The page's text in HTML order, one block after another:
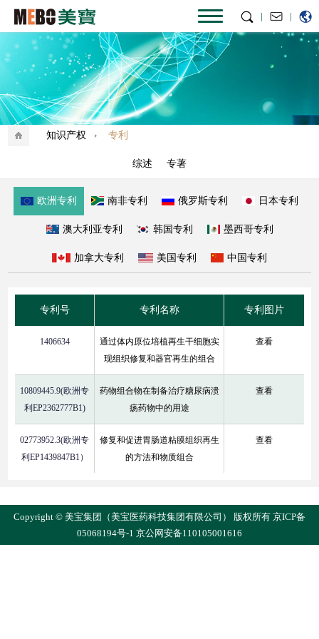
|
|
知识产权 专利
综述 专著
欧洲专利 南非专利 俄罗斯专利 日本专利
澳大利亚专利 韩国专利 墨西哥专利
加拿大专利 美国专利 中国专利
专利号 专利名称 专利图片
1406634
通过体内原位培植再生干细胞实
现组织修复和器官再生的组合
查看
10809445.9(欧洲专
利EP2362777B1)
药物组合物在制备治疗糖尿病溃
疡药物中的用途
查看
02773952.3(欧洲专
利EP1439847B1）
修复和促进胃肠道粘膜组织再生
的方法和物质组合
查看
Copyright © 美宝集团（美宝医药科技集团有限公司） 版权所有 京ICP备
05068194号-1 京公网安备110105001616